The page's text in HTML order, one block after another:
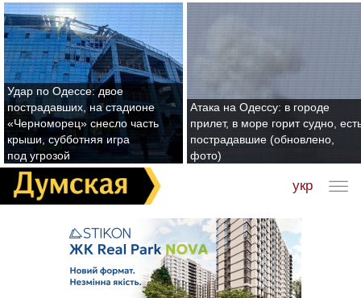
Удар по Одессе: двое
пострадавших, на стадионе
«Черноморец» снесло часть
крыши, субботняя игра
под угрозой
Атака на Одессу: в городе
прилет, в море горит судно,
пострадавшие (обновлено,
фото)
укр